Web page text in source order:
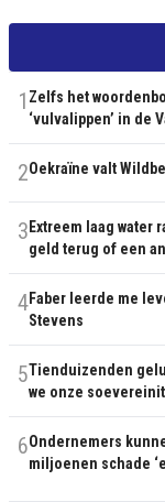
1 Zelfs het
‘vulvalippen’ in de
2Oekraïne valt
3 Extreem laag
geld terug of een
4Faber leerde me
Stevens
5Tienduizenden
we onze
6Ondernemers
miljoenen schade